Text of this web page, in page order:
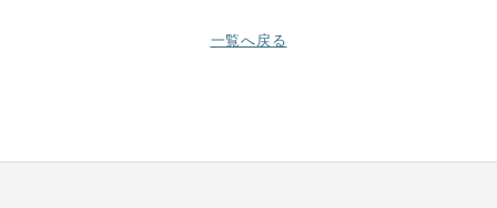
一覧へ戻る